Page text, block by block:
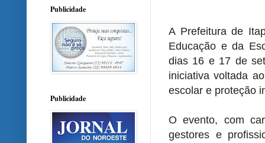
A Prefeitura de
Educação e da
dias 16 e 17 de
iniciativa voltada
escolar e proteção
O evento, com
gestores e
Publicidade
Publicidade